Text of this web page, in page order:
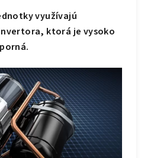
využívajú
ktorá je vysoko